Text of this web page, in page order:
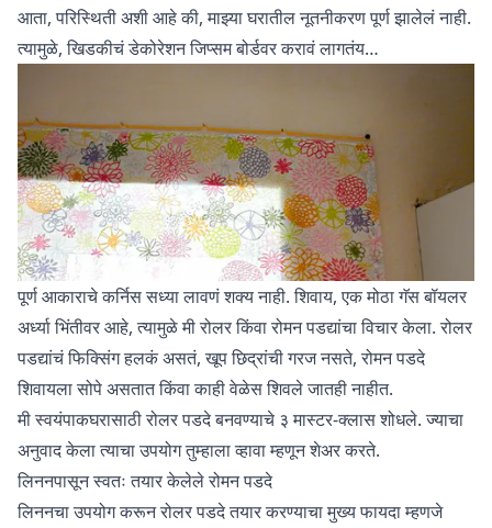
आता, परिस्थिती अशी आहे की, माझ्या घरातील नूतनीकरण पूर्ण झालेलं नाही.
त्यामुळे, खिडकीचं डेकोरेशन जिप्सम बोर्डवर करावं लागतंय…
पूर्ण आकाराचे कर्निस सध्या लावणं शक्य नाही. शिवाय, एक मोठा गॅस बॉयलर
अर्ध्या भिंतीवर आहे, त्यामुळे मी रोलर किंवा रोमन पडद्यांचा विचार केला. रोलर
पडद्यांचं फिक्सिंग हलकं असतं, खूप छिद्रांची गरज नसते, रोमन पडदे
शिवायला सोपे असतात किंवा काही वेळेस शिवले जातही नाहीत.
मी स्वयंपाकघरासाठी रोलर पडदे बनवण्याचे ३ मास्टर-क्लास शोधले. ज्याचा
अनुवाद केला त्याचा उपयोग तुम्हाला व्हावा म्हणून शेअर करते.
लिननपासून स्वतः तयार केलेले रोमन पडदे
लिननचा उपयोग करून रोलर पडदे तयार करण्याचा मुख्य फायदा म्हणजे